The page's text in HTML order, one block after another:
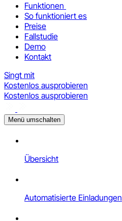
Funktionen
So funktioniert es
Preise
Fallstudie
Demo
Kontakt
Singt mit
Kostenlos ausprobieren
Kostenlos ausprobieren
Menü umschalten
Übersicht
Automatisierte Einladungen